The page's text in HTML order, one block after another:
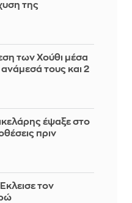
της
των Χούθι μέσα
τους και 2
έψαξε στο
πριν
τον